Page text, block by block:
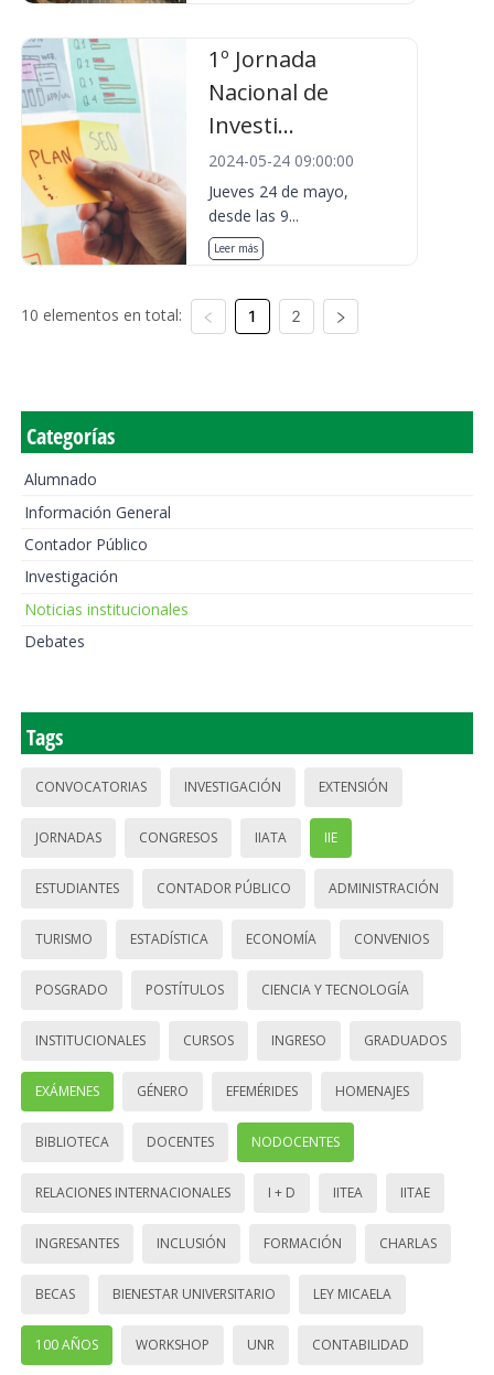
1º Jornada
Nacional de
Investi...
2024-05-24 09:00:00
Jueves 24 de mayo,
desde las 9...
Leer más
10 elementos en total: 1 2
Categorías
Alumnado
Información General
Contador Público
Investigación
Noticias institucionales
Debates
Tags
CONVOCATORIAS INVESTIGACIÓN EXTENSIÓN
JORNADAS CONGRESOS IIATA IIE
ESTUDIANTES CONTADOR PÚBLICO ADMINISTRACIÓN
TURISMO ESTADÍSTICA ECONOMÍA CONVENIOS
POSGRADO POSTÍTULOS CIENCIA Y TECNOLOGÍA
INSTITUCIONALES CURSOS INGRESO GRADUADOS
EXÁMENES GÉNERO EFEMÉRIDES HOMENAJES
BIBLIOTECA DOCENTES NODOCENTES
RELACIONES INTERNACIONALES I + D IITEA IITAE
INGRESANTES INCLUSIÓN FORMACIÓN CHARLAS
BECAS BIENESTAR UNIVERSITARIO LEY MICAELA
100 AÑOS WORKSHOP UNR CONTABILIDAD